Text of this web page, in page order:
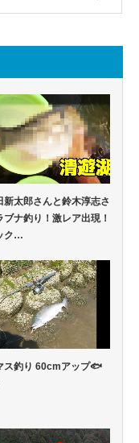
新太郎さんと鈴木淳志さ
ブナ釣り！激レア出現！
ク…
ス釣り 60cmアップ🐟